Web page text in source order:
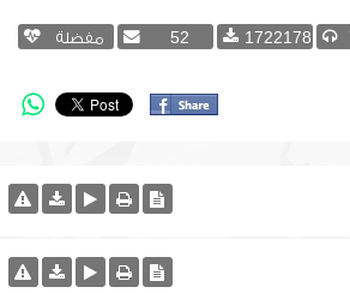
1722178
52 مفضلة